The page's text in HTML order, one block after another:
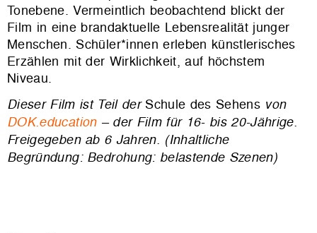
Tonebene. Vermeintlich beobachtend blickt der
Film in eine brandaktuelle Lebensrealität junger
Menschen. Schüler*innen erleben künstlerisches
Erzählen mit der Wirklichkeit, auf höchstem
Niveau.
Dieser Film ist Teil der Schule des Sehensvon
DOK.education– der Film für 16- bis 20-Jährige.
Freigegeben ab 6 Jahren. (Inhaltliche
Begründung: Bedrohung: belastende Szenen)